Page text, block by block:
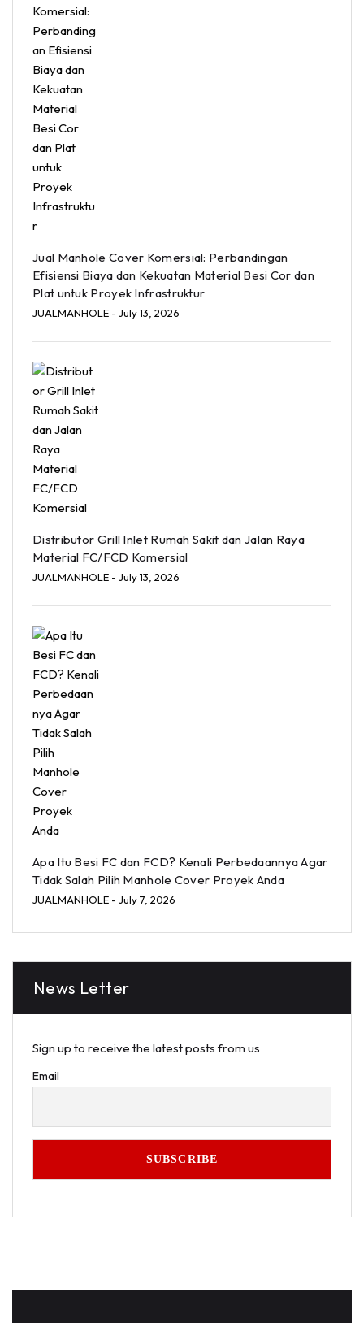
Jual Manhole Cover Komersial: Perbandingan
Efisiensi Biaya dan Kekuatan Material Besi Cor dan
Plat untuk Proyek Infrastruktur
JUALMANHOLE - July 13, 2026
Distributor Grill Inlet Rumah Sakit dan Jalan Raya
Material FC/FCD Komersial
JUALMANHOLE - July 13, 2026
Apa Itu Besi FC dan FCD? Kenali Perbedaannya Agar
Tidak Salah Pilih Manhole Cover Proyek Anda
JUALMANHOLE - July 7, 2026
News Letter
Sign up to receive the latest posts from us
Email